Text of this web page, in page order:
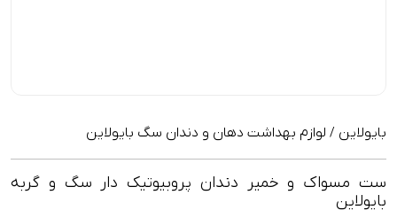
بایولاین / لوازم بهداشت دهان و دندان سگ بایولاین
ست مسواک و خمیر دندان پروبیوتیک دار سگ و گربه
بایولاین